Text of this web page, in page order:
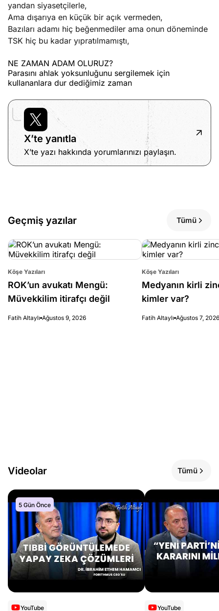
yandan siyasetçilerle,
Ama dışarıya en küçük bir açık vermeden,
Bazıları adamı hiç beğenmediler ama onun döneminde
TSK hiç bu kadar yıpratılmamıştı,
NE ZAMAN ADAM OLURUZ?
Parasını ahlak yoksunluğunu sergilemek için
kullananlara dur dediğimiz zaman
X’te yanıtla
X’te yazı hakkında yorumlarınızı paylaşın.
Geçmiş yazılar Tümü
Köşe Yazıları
ROK’un avukatı Mengü:
Müvekkilim itirafçı değil
Fatih Altaylı Ağustos 9, 2026
Köşe Yazıları
Medyanın kirli
kimler var?
Fatih Altaylı Ağustos 7, 2026
Videolar Tümü
5 Gün Önce
YouTube YouTube